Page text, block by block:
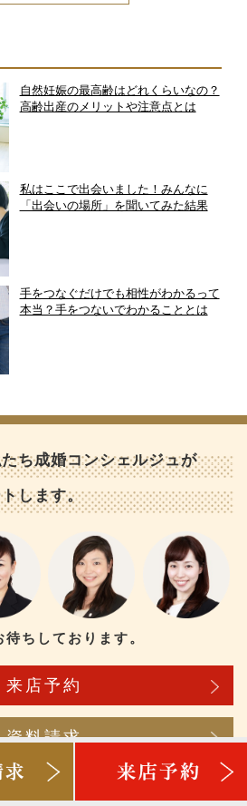
自然妊娠の最高齢はどれくらいなの？
高齢出産のメリットや注意点とは
私はここで出会いました！みんなに
「出会いの場所」を聞いてみた結果
手をつなぐだけでも相性がわかるって
本当？手をつないでわかることとは
ち成婚コンシェルジュが
します。
待ちしております。
来店予約
資料請求